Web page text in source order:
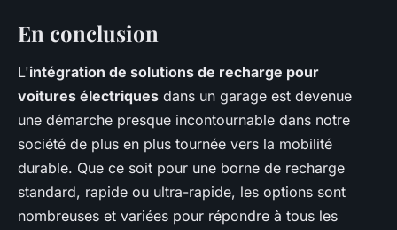
En conclusion
L'intégration de solutions de recharge pour
voitures électriques dans un garage est devenue
une démarche presque incontournable dans notre
société de plus en plus tournée vers la mobilité
durable. Que ce soit pour une borne de recharge
standard, rapide ou ultra-rapide, les options sont
nombreuses et variées pour répondre à tous les